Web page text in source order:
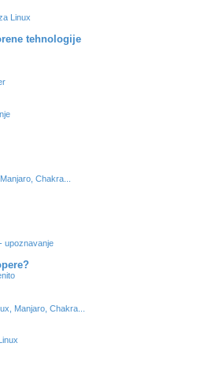
Linux
tehnologije
Chakra...
upoznavanje
Manjaro, Chakra...